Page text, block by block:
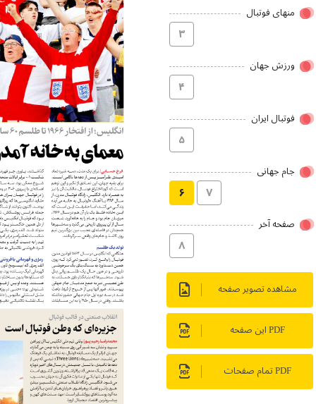
منهای فوتبال
۳
ورزش جهان
۴
فوتبال ایران
۵
جام جهانی
۶ ۷
صفحه آخر
۸
مشاهده تصویر صفحه
PDF این صفحه
PDF تمام صفحات